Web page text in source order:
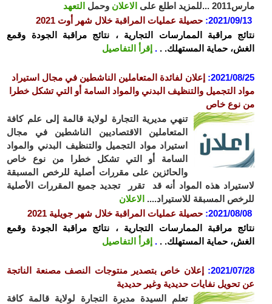
الاعلان وحملالتعهد
2021/09/
: حصيلة عمليات المراقبة خلال شهر أوت 2021
مراقبة الممارسات التجارية ، نتائج مراقبة الجودة وقمع
حماية المستهلك. ..إقرأ التفاصيل
2021/
: إعلان لفائدة المتعاملين الناشطين في مجال استيراد
التجميل والتنظيف البدني والمواد السامة أو التي تشكل خطرا
نوع خاص
تنهي مديرية التجارة لولاية قالمة إلى علم كافة
المتعاملين الاقتصاديين الناشطين في مجال
استيراد مواد التجميل والتنظيف البدني والمواد
السامة أو التي تشكل خطرا من نوع خاص
والحائزين على مقررات أصلية للرخص المسبقة
هذه المواد أنه قد تقرر تجديد جميع المقررات الأصلية
المسبقة للاستيراد....الاعلان
2021/08/
: حصيلة عمليات المراقبة خلال شهر جويلية 2021
مراقبة الممارسات التجارية ، نتائج مراقبة الجودة وقمع
حماية المستهلك. ..إقرأ التفاصيل
2021/
: إعلان خاص بتصدير منتوجات النصف مصنعة الناتجة
نفايات حديدية وغير حديدية
تعلم السيدة مديرة التجارة لولاية قالمة كافة